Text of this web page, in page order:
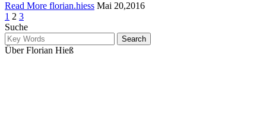
Read More florian.hiess Mai 20,2016
1 2 3
Suche
Über Florian Hieß